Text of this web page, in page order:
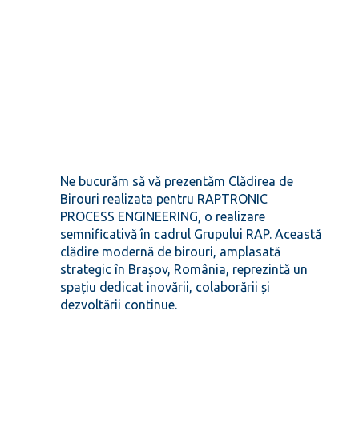
Ne bucurăm să vă prezentăm Clădirea de
Birouri realizata pentru RAPTRONIC
PROCESS ENGINEERING, o realizare
semnificativă în cadrul Grupului RAP. Această
clădire modernă de birouri, amplasată
strategic în Brașov, România, reprezintă un
spațiu dedicat inovării, colaborării și
dezvoltării continue.